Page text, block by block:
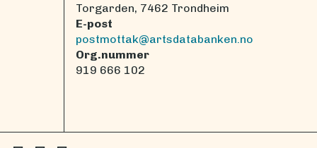
Torgarden, 7462 Trondheim
E-post
postmottak@artsdatabanken.no
Org.nummer
919 666 102